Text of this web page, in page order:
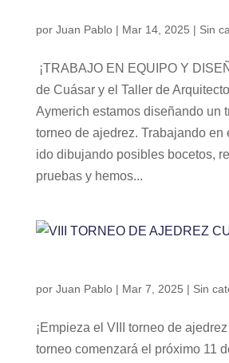
por Juan Pablo| Mar 14, 2025 | Sin
¡TRABAJO EN EQUIPO Y
de Cuásar y el Taller de
Aymerich estamos diseñando un
torneo de ajedrez. Trabajando en
ido dibujando posibles bocetos,
pruebas y hemos...
por Juan Pablo| Mar 7, 2025 | Sin
¡Empieza el VIII torneo de
torneo comenzará el próximo 11